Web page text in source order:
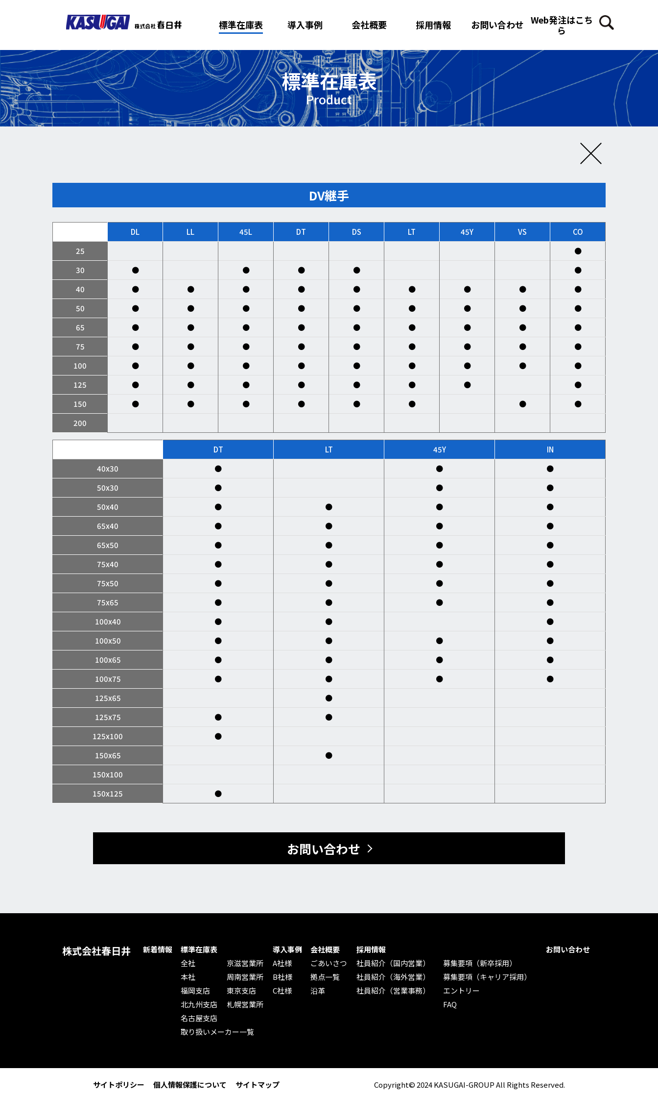
標準在庫表 導入事例 会社概要 採用情報 お問い合わせ Web発注はこち
ら
標準在庫表
Product
DV継手
DL LL 45L DT DS LT 45Y VS
CO
25
●
30
● ● ● ●
●
40
● ● ● ● ● ● ● ●
●
50
● ● ● ● ● ● ● ●
●
65
● ● ● ● ● ● ● ●
●
75
● ● ● ● ● ● ● ●
●
100
● ● ● ● ● ● ● ●
●
125
● ● ● ● ● ● ●
●
150
● ● ● ● ● ● ●
●
200
DT LT 45Y
IN
40x30
● ●
●
50x30
● ●
●
50x40
● ● ●
●
65x40
● ● ●
●
65x50
● ● ●
●
75x40
● ● ●
●
75x50
● ● ●
●
75x65
● ● ●
●
100x40
● ●
●
100x50
● ● ●
●
100x65
● ● ●
●
100x75
● ● ●
●
125x65
●
125x75
●
●
125x100
●
150x65
●
150x100
150x125
●
お問い合わせ
株式会社春日井 新着情報
標準在庫表
全社
本社
福岡支店
北九州支店
名古屋支店
京滋営業所
周南営業所
東京支店
札幌営業所
取り扱いメーカー一覧
導入事例
A社様
B社様
C社様
会社概要
ごあいさつ
拠点一覧
沿革
採用情報
社員紹介（国内営業）
社員紹介（海外営業）
社員紹介（営業事務）
募集要項（新卒採用）
募集要項（キャリア採用）
エントリー
FAQ
お問い合わせ
サイトポリシー 個人情報保護について サイトマップ Copyright© 2024 KASUGAI-GROUP All Rights Reserved.